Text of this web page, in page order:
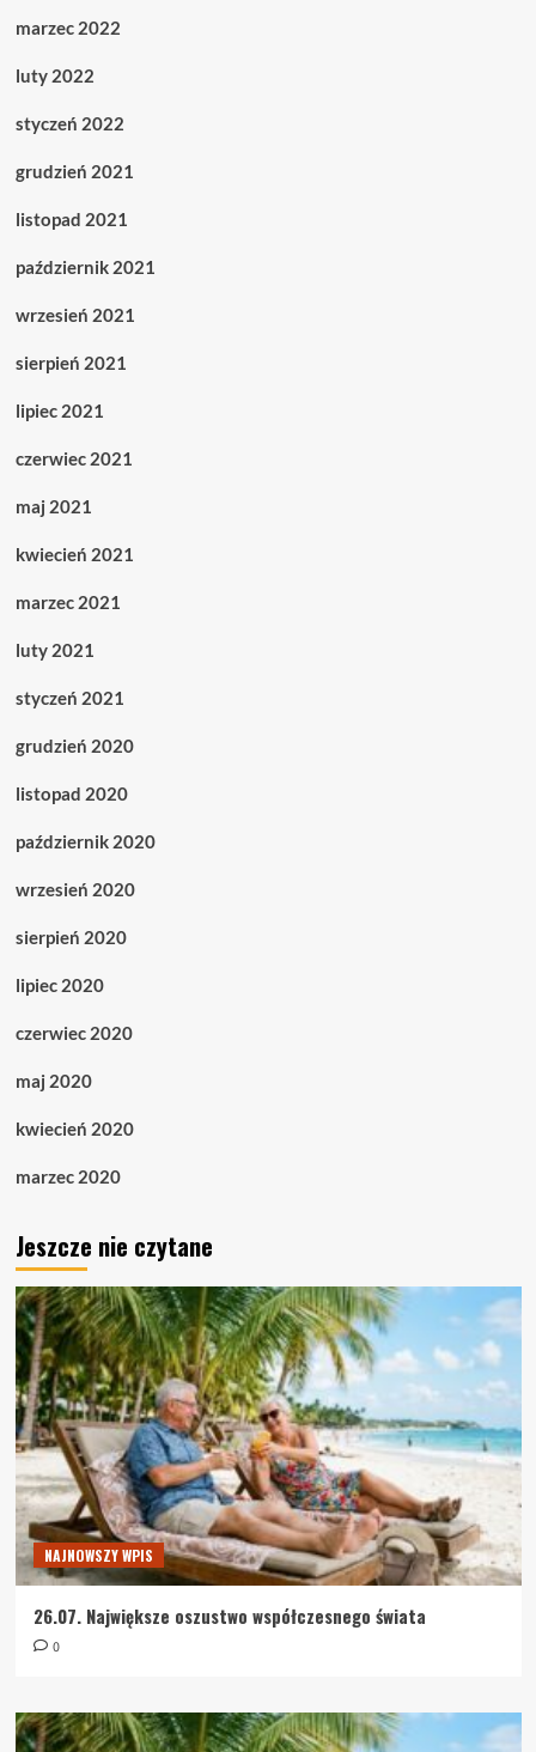
marzec 2022
luty 2022
styczeń 2022
grudzień 2021
listopad 2021
październik 2021
wrzesień 2021
sierpień 2021
lipiec 2021
czerwiec 2021
maj 2021
kwiecień 2021
marzec 2021
luty 2021
styczeń 2021
grudzień 2020
listopad 2020
październik 2020
wrzesień 2020
sierpień 2020
lipiec 2020
czerwiec 2020
maj 2020
kwiecień 2020
marzec 2020
Jeszcze nie czytane
NAJNOWSZY WPIS
26.07. Największe oszustwo współczesnego świata
0